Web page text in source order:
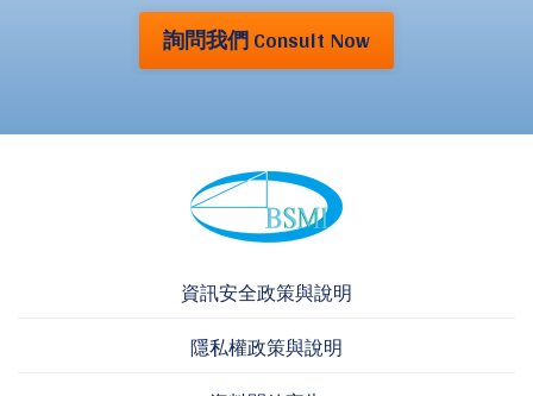
詢問我們 Consult Now
資訊安全政策與說明
隱私權政策與說明